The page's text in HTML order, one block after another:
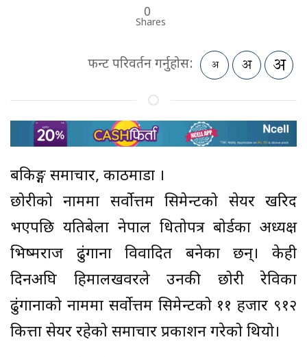
0
Shares
फन्ट परिवर्तन गर्नुहोस:
बैंकिङ्ग समाचार, काठमाडौं ।
छोरीको नाममा सर्वोत्तम सिमेन्टको सेयर खरिद
भएपछि यतिबेला नेपाल धितोपत्र बोर्डका अध्यक्ष
भिष्मराज ढुंगाना विवादित बनेका छन्। केही
दिनअघि हिमालखवरले उनकी छोरी रेविका
ढुंगानाको नाममा सर्वोत्तम सिमेन्टको ११ हजार ९१२
कित्ता सेयर रहेको समाचार प्रकाशन गरेको थियो।